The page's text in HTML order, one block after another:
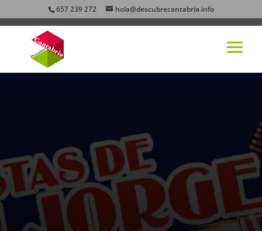
657 239 272 hola@descubrecantabria.info